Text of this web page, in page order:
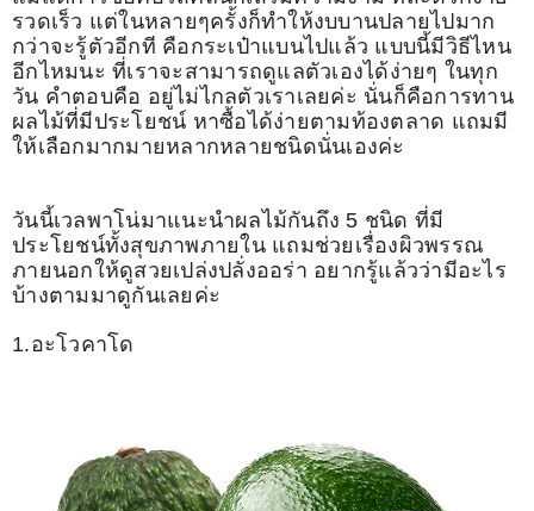
รวดเร็ว แต่ในหลายๆครั้งก็ทำให้งบบานปลายไปมาก
กว่าจะรู้ตัวอีกที คือกระเป๋าแบนไปแล้ว แบบนี้มีวิธีไหน
อีกไหมนะ ที่เราจะสามารถดูแลตัวเองได้ง่ายๆ ในทุก
วัน คำตอบคือ อยู่ไม่ไกลตัวเราเลยค่ะ นั่นก็คือการทาน
ผลไม้ที่มีประโยชน์ หาซื้อได้ง่ายตามท้องตลาด แถมมี
ให้เลือกมากมายหลากหลายชนิดนั่นเองค่ะ
วันนี้เวลพาโน่มาแนะนำผลไม้กันถึง 5 ชนิด ที่มี
ประโยชน์ทั้งสุขภาพภายใน แถมช่วยเรื่องผิวพรรณ
ภายนอกให้ดูสวยเปล่งปลั่งออร่า อยากรู้แล้วว่ามีอะไร
บ้างตามมาดูกันเลยค่ะ
1.อะโวคาโด